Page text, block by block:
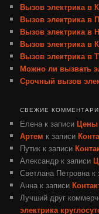
Вызов электрика в
Вызов электрика в
Вызов электрика в
Вызов электрика в
Вызов электрика в
Можно ли вызвать
Срочный вызов
СВЕЖИЕ
Елена к записиЦены
Артем к записи
Путик к записи
Александр к записи
Светлана Петровна к
Анна к записи
Лучший друг
электрика